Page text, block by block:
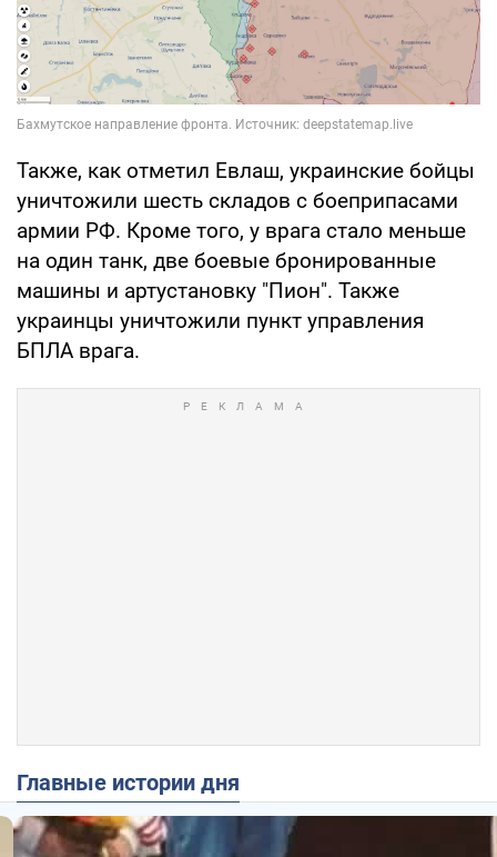
Также, как отметил Евлаш, украинские бойцы
уничтожили шесть складов с боеприпасами
армии РФ. Кроме того, у врага стало меньше
на один танк, две боевые бронированные
машины и артустановку "Пион". Также
украинцы уничтожили пункт управления
БПЛА врага.
Главные истории дня